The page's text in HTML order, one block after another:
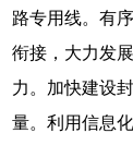
路专用线。有
衔接，大力发
力。加快建设
量。利用信息